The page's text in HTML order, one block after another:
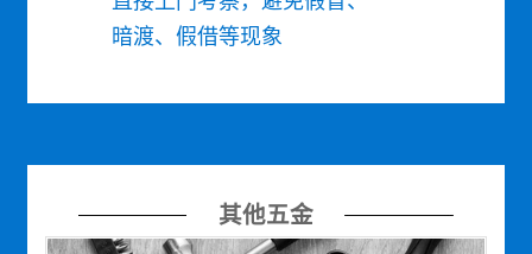
暗渡、假借等现象
其他五金